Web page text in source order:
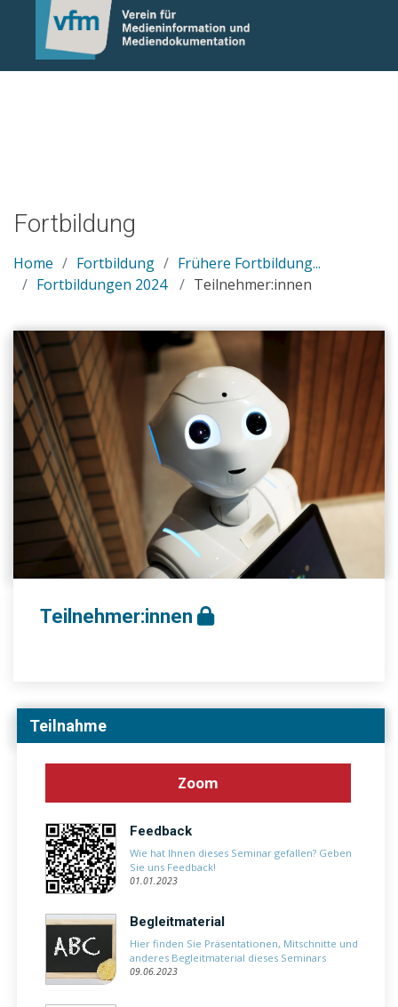
Notice: Undefined variable: otlet_segment_list in
/mnt/web214/a0/21/546221/htdocs/cms/processwire/
on line 83
Fortbildung
Home Fortbildung
Frühere Fortbildung...
Fortbildungen 2024
Teilnehmer:innen
Teilnehmer:innen
Teilnahme
Zoom
Feedback
Wie hat Ihnen dieses Seminar gefallen? Geben
Sie uns Feedback!
01.01.2023
Begleitmaterial
Hier finden Sie Präsentationen, Mitschnitte und
anderes Begleitmaterial dieses Seminars
09.06.2023